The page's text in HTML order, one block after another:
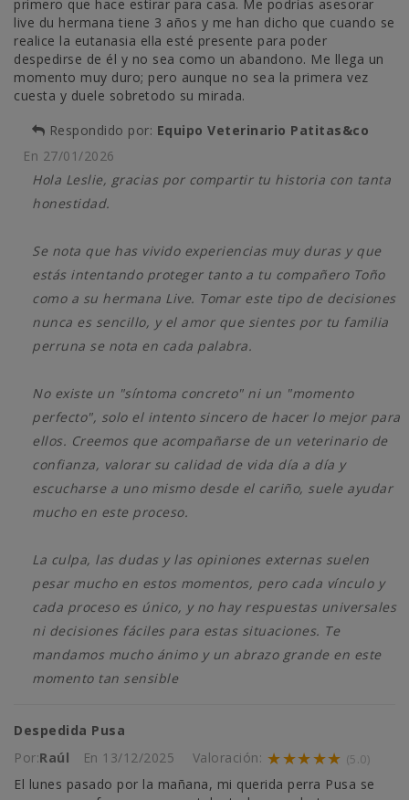
primero que hace estirar para casa. Me podrías asesorar
live du hermana tiene 3 años y me han dicho que cuando se
realice la eutanasia ella esté presente para poder
despedirse de él y no sea como un abandono. Me llega un
momento muy duro; pero aunque no sea la primera vez
cuesta y duele sobretodo su mirada.
Respondido por: Equipo Veterinario Patitas&co
En 27/01/2026
Hola Leslie, gracias por compartir tu historia con tanta
honestidad.
Se nota que has vivido experiencias muy duras y que
estás intentando proteger tanto a tu compañero Toño
como a su hermana Live. Tomar este tipo de decisiones
nunca es sencillo, y el amor que sientes por tu familia
perruna se nota en cada palabra.
No existe un "síntoma concreto" ni un "momento
perfecto", solo el intento sincero de hacer lo mejor para
ellos. Creemos que acompañarse de un veterinario de
confianza, valorar su calidad de vida día a día y
escucharse a uno mismo desde el cariño, suele ayudar
mucho en este proceso.
La culpa, las dudas y las opiniones externas suelen
pesar mucho en estos momentos, pero cada vínculo y
cada proceso es único, y no hay respuestas universales
ni decisiones fáciles para estas situaciones. Te
mandamos mucho ánimo y un abrazo grande en este
momento tan sensible
Despedida Pusa
Por:Raúl En 13/12/2025 Valoración: ★★★★★ (5.0)
El lunes pasado por la mañana, mi querida perra Pusa se